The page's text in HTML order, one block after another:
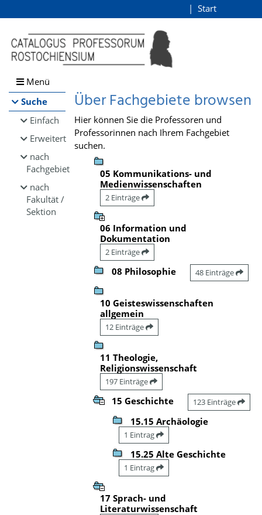
Browsen
direkt zum Inhalt
Start
Menü
Suche
Einfach
Erweitert
nach
Fachgebiet
nach
Fakultät /
Sektion
Über Fachgebiete browsen
Hier können Sie die Professoren und
Professorinnen nach Ihrem Fachgebiet
suchen.
05 Kommunikations- und
Medienwissenschaften
2 Einträge
06 Information und
Dokumentation
2 Einträge
08 Philosophie 48 Einträge
10 Geisteswissenschaften
allgemein
12 Einträge
11 Theologie,
Religionswissenschaft
197 Einträge
15 Geschichte 123 Einträge
15.15 Archäologie
1 Eintrag
15.25 Alte Geschichte
1 Eintrag
17 Sprach- und
Literaturwissenschaft